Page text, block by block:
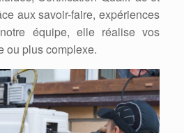
aux savoir-faire, expériences
équipe, elle réalise vos
ou plus complexe.